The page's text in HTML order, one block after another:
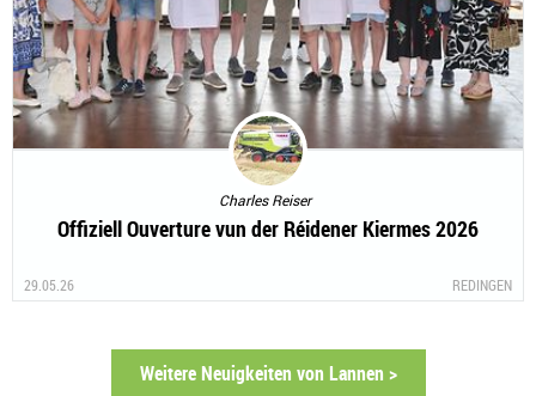
Charles Reiser
Offiziell Ouverture vun der Réidener Kiermes 2026
29.05.26 REDINGEN
Weitere Neuigkeiten von Lannen >